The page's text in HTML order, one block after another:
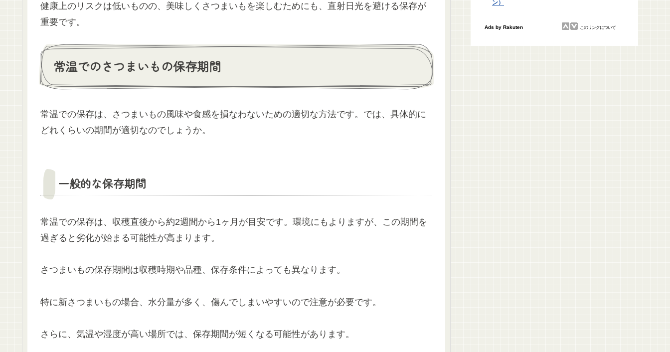
健康上のリスクは低いものの、美味しくさつまいもを楽しむためにも、直射日光を避ける保存が
重要です。
常温でのさつまいもの保存期間
常温での保存は、さつまいもの風味や食感を損なわないための適切な方法です。では、具体的に
どれくらいの期間が適切なのでしょうか。
一般的な保存期間
常温での保存は、収穫直後から約2週間から1ヶ月が目安です。環境にもよりますが、この期間を
過ぎると劣化が始まる可能性が高まります。
さつまいもの保存期間は収穫時期や品種、保存条件によっても異なります。
特に新さつまいもの場合、水分量が多く、傷んでしまいやすいので注意が必要です。
さらに、気温や湿度が高い場所では、保存期間が短くなる可能性があります。